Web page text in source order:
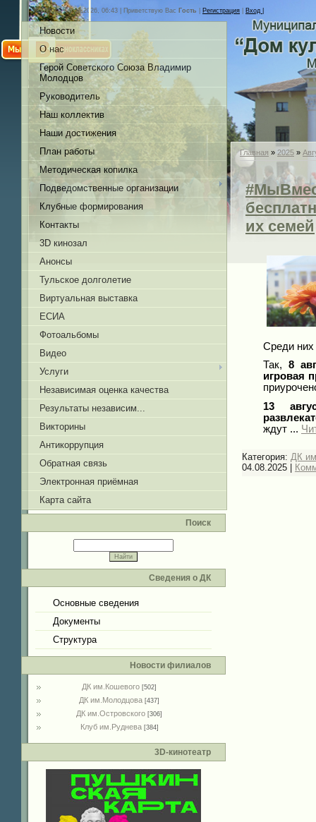
Суббота, 08.08.2026, 06:43 | Приветствую Вас Гость Регистрация Вход |
Новости
О нас
Герой Советского Союза Владимир
Молодцов
Руководитель
Наш коллектив
Наши достижения
План работы
Методическая копилка
Подведомственные организации
Клубные формирования
Контакты
3D кинозал
Анонсы
Тульское долголетие
Виртуальная выставка
ЕСИА
Фотоальбомы
Видео
Услуги
Независимая оценка качества
Результаты независим...
Викторины
Антикоррупция
Обратная связь
Электронная приёмная
Карта сайта
Поиск
Сведения о ДК
Основные сведения
Документы
Структура
Новости филиалов
ДК им.Кошевого [502]
ДК им.Молодцова [437]
ДК им.Островского [306]
Клуб им.Руднева [384]
3D-кинотеатр
Главная » 2025 »
их семей
Среди
Так, 8
игровая
13
ждут ...
Категория: ДК
04.08.2025 |